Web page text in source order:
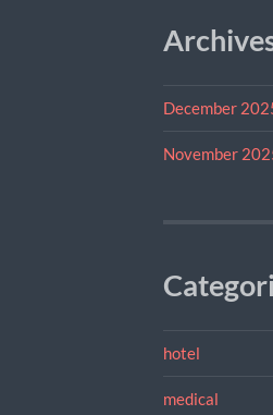
December
November
hotel
medical